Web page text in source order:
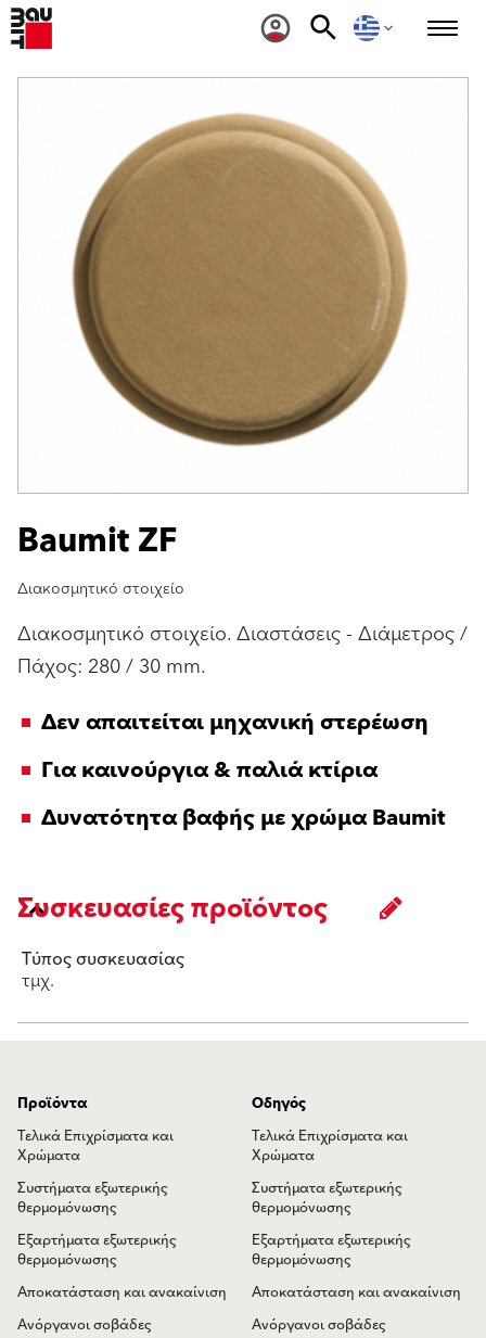
Baumit ZF
Διακοσμητικό στοιχείο
Διακοσμητικό στοιχείο. Διαστάσεις - Διάμετρος /
Πάχος: 280 / 30 mm.
Δεν απαιτείται μηχανική στερέωση
Για καινούργια & παλιά κτίρια
Δυνατότητα βαφής με χρώμα Baumit
Συσκευασίες προϊόντος
Τύπος συσκευασίας
τμχ.
Προϊόντα
Τελικά Επιχρίσματα και
Χρώματα
Συστήματα εξωτερικής
θερμομόνωσης
Εξαρτήματα εξωτερικής
θερμομόνωσης
Αποκατάσταση και ανακαίνιση
Ανόργανοι σοβάδες
Οδηγός
Τελικά Επιχρίσματα και
Χρώματα
Συστήματα εξωτερικής
θερμομόνωσης
Εξαρτήματα εξωτερικής
θερμομόνωσης
Αποκατάσταση και ανακαίνιση
Ανόργανοι σοβάδες